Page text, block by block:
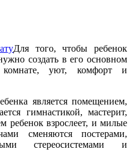
Для того, чтобы ребенок
создать в его основном
комнате, уют, комфорт и
является помещением,
гимнастикой, мастерит,
ребенок взрослеет, и милые
сменяются постерами,
стереосистемами и